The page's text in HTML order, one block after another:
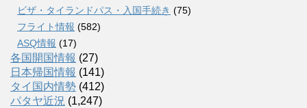
ビザ・タイランドパス・入国手続き (75)
フライト情報 (582)
ASQ情報 (17)
各国開国情報 (27)
日本帰国情報 (141)
タイ国内情勢 (412)
パタヤ近況 (1,247)